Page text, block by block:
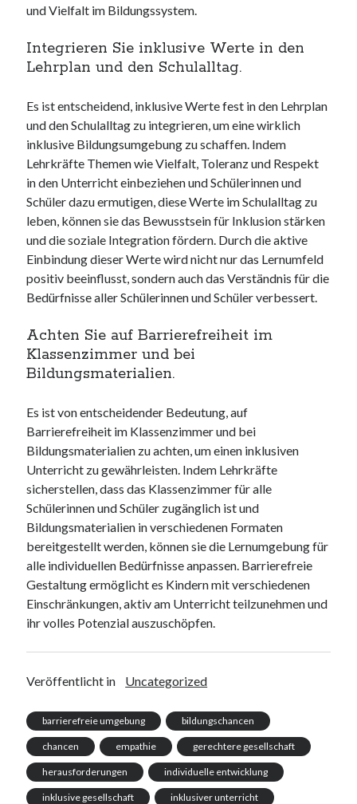
und Vielfalt im Bildungssystem.
Integrieren Sie inklusive Werte in den
Lehrplan und den Schulalltag.
Es ist entscheidend, inklusive Werte fest in den Lehrplan
und den Schulalltag zu integrieren, um eine wirklich
inklusive Bildungsumgebung zu schaffen. Indem
Lehrkräfte Themen wie Vielfalt, Toleranz und Respekt
in den Unterricht einbeziehen und Schülerinnen und
Schüler dazu ermutigen, diese Werte im Schulalltag zu
leben, können sie das Bewusstsein für Inklusion stärken
und die soziale Integration fördern. Durch die aktive
Einbindung dieser Werte wird nicht nur das Lernumfeld
positiv beeinflusst, sondern auch das Verständnis für die
Bedürfnisse aller Schülerinnen und Schüler verbessert.
Achten Sie auf Barrierefreiheit im
Klassenzimmer und bei
Bildungsmaterialien.
Es ist von entscheidender Bedeutung, auf
Barrierefreiheit im Klassenzimmer und bei
Bildungsmaterialien zu achten, um einen inklusiven
Unterricht zu gewährleisten. Indem Lehrkräfte
sicherstellen, dass das Klassenzimmer für alle
Schülerinnen und Schüler zugänglich ist und
Bildungsmaterialien in verschiedenen Formaten
bereitgestellt werden, können sie die Lernumgebung für
alle individuellen Bedürfnisse anpassen. Barrierefreie
Gestaltung ermöglicht es Kindern mit verschiedenen
Einschränkungen, aktiv am Unterricht teilzunehmen und
ihr volles Potenzial auszuschöpfen.
Veröffentlicht in Uncategorized
barrierefreie umgebung bildungschancen
chancen empathie gerechtere gesellschaft
herausforderungen individuelle entwicklung
inklusive gesellschaft inklusiver unterricht